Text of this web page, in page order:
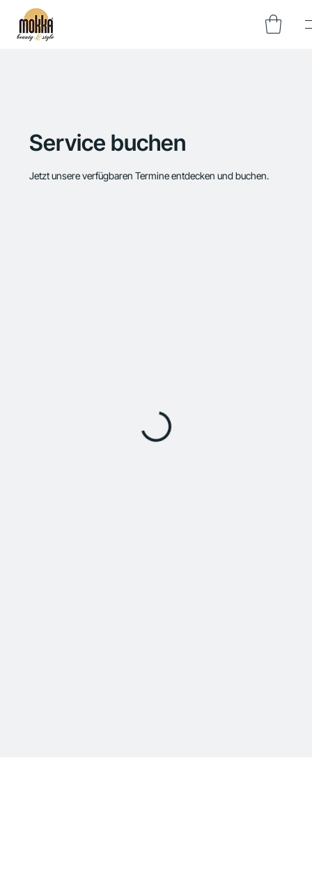
Service buchen
Jetzt unsere verfügbaren Termine entdecken und buchen.